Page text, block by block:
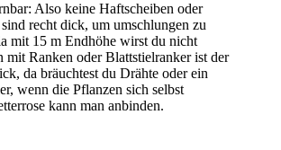
Also keine Haftscheiben oder
recht dick, um umschlungen zu
mit 15 m Endhöhe wirst du nicht
mit Ranken oder Blattstielranker ist der
da bräuchtest du Drähte oder ein
wenn die Pflanzen sich selbst
kann man anbinden.